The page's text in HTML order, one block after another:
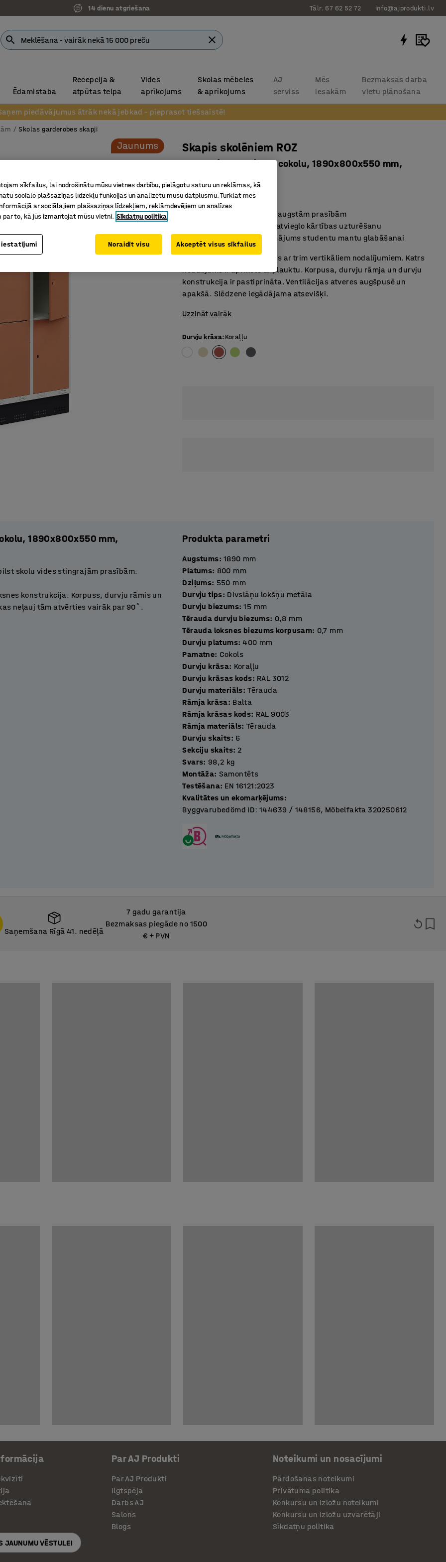
14 dienu atgriešana Tālr. 67 62 52 72 info@ajprodukti.lv
Ēdamistaba
Recepcija &
atpūtas telpa
Vides
aprīkojums
Skolas mēbeles
& aprīkojums
AJ
serviss
Mēs
iesakām
Bezmaksas darba
vietu plānošana
piedāvājumus ātrāk nekā jebkad – pieprasot tiešsaistē!
Skolas garderobes skapji
Jaunums Skapis skolēniem ROZ
2 moduļi, 6 durvis, ar cokolu, 1890x800x550 mm,
Art. nr.:522085
Izstrādāts skolu videi ar augstām prasībām
Praktiska novietne, kas atvieglo kārtības uzturēšanu
Drošs un ilgtspējīgs risinājums studentu mantu glabāšanai
Divu sekciju skolēnu skapis ar trim vertikāliem nodalījumiem. Katrs
nodalījums ir aprīkots ar plauktu. Korpusa, durvju rāmja un durvju
konstrukcija ir pastiprināta. Ventilācijas atveres augšpusē un
apakšā. Slēdzene iegādājama atsevišķi.
Uzzināt vairāk
Durvju krāsa:Koraļļu
1890x800x550 mm,
skolu vides stingrajām prasībām.
konstrukcija. Korpuss, durvju rāmis un
neļauj tām atvērties vairāk par 90˚.
ventilāciju.
un lielākā telpā. Uz plaukta vai zem tā ir
mantām.
skapjus ar piemērotām slēdzenēm.
Produkta parametri
Augstums: 1890 mm
Platums: 800 mm
Dziļums: 550 mm
Durvju tips: Divslāņu lokšņu metāla
Durvju biezums: 15 mm
Tērauda durvju biezums: 0,8 mm
Tērauda loksnes biezums korpusam: 0,7 mm
Durvju platums: 400 mm
Pamatne: Cokols
Durvju krāsa: Koraļļu
Durvju krāsas kods: RAL 3012
Durvju materiāls: Tērauda
Rāmja krāsa: Balta
Rāmja krāsas kods: RAL 9003
Rāmja materiāls: Tērauda
Durvju skaits: 6
Sekciju skaits: 2
Svars: 98,2 kg
Montāža: Samontēts
Testēšana: EN 16121:2023
Kvalitātes un ekomarķējums:
Byggvarubedömd ID: 144639 / 148156, Möbelfakta 320250612
Saņemšana Rīgā 41. nedēļā
7 gadu garantija
Bezmaksas piegāde no 1500
€ + PVN
JAUNUMU VĒSTULEI
Par AJ Produkti
Par AJ Produkti
Ilgtspēja
Darbs AJ
Salons
Blogs
Noteikumi un nosacījumi
Pārdošanas noteikumi
Privātuma politika
Konkursu un izložu noteikumi
Konkursu un izložu uzvarētāji
Sīkdatņu politika
sīkfailus, lai nodrošinātu mūsu vietnes darbību, pielāgotu saturu un reklāmas, kā
sociālo plašsaziņas līdzekļu funkcijas un analizētu mūsu datplūsmu. Turklāt mēs
ar sociālajiem plašsaziņas līdzekļiem, reklāmdevējiem un analīzes
par to, kā jūs izmantojat mūsu vietni. Sīkdatņu politika
Noraidīt visu Akceptēt visus sīkfailus